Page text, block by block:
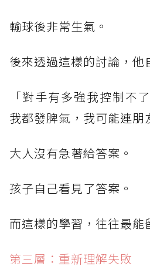
輸球後非常生氣。
後來透過這樣的討論，他
「對手有多強我控制不
我都發脾氣，我可能連朋
大人沒有急著給答案。
孩子自己看見了答案。
而這樣的學習，往往最能
第三層：重新理解失敗